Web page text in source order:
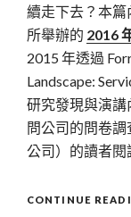
續走下去？本篇
所舉辦的 2016
2015 年透過
Landscape:
研究發現與演講
問公司的問卷
公司）的讀者閱
CONTINUE